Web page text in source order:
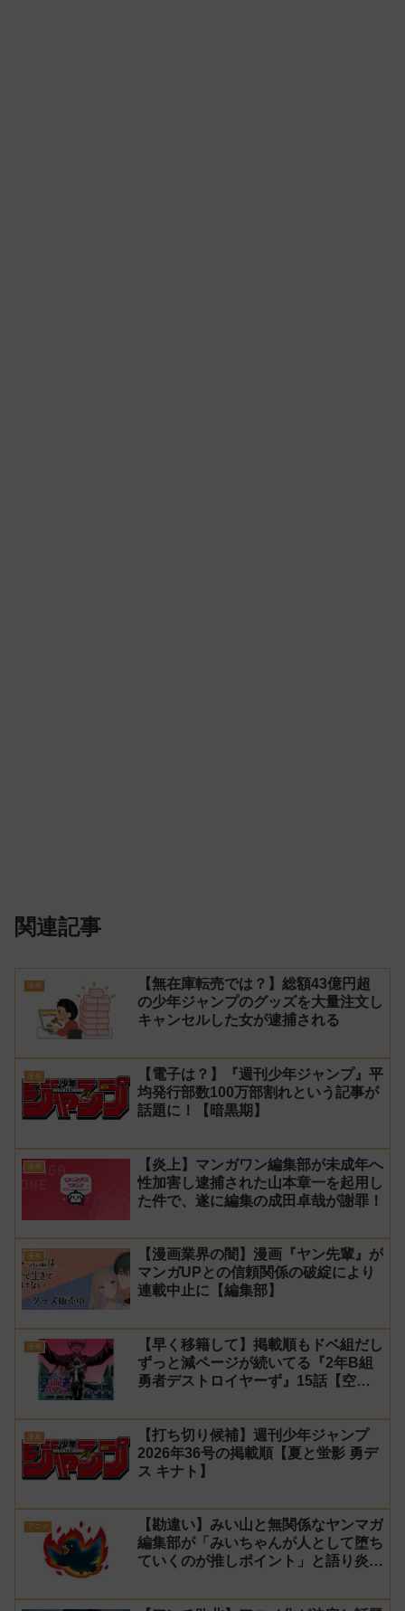
関連記事
漫画
【無在庫転売では？】総額43億円超
の少年ジャンプのグッズを大量注文し
キャンセルした女が逮捕される
漫画
【電子は？】『週刊少年ジャンプ』平
均発行部数100万部割れという記事が
話題に！【暗黒期】
漫画
【炎上】マンガワン編集部が未成年へ
性加害し逮捕された山本章一を起用し
た件で、遂に編集の成田卓哉が謝罪！
漫画
【漫画業界の闇】漫画『ヤン先輩』が
マンガUPとの信頼関係の破綻により
連載中止に【編集部】
漫画
【早く移籍して】掲載順もドベ組だし
ずっと減ページが続いてる『2年B組
勇者デストロイヤーず』15話【空
漫画
【打ち切り候補】週刊少年ジャンプ
2026年36号の掲載順【夏と蛍影 勇デ
ス キナト】
アニメ
【勘違い】みい山と無関係なヤンマガ
編集部が「みいちゃんが人として堕ち
ていくのが推しポイント」と語り炎上
ス】